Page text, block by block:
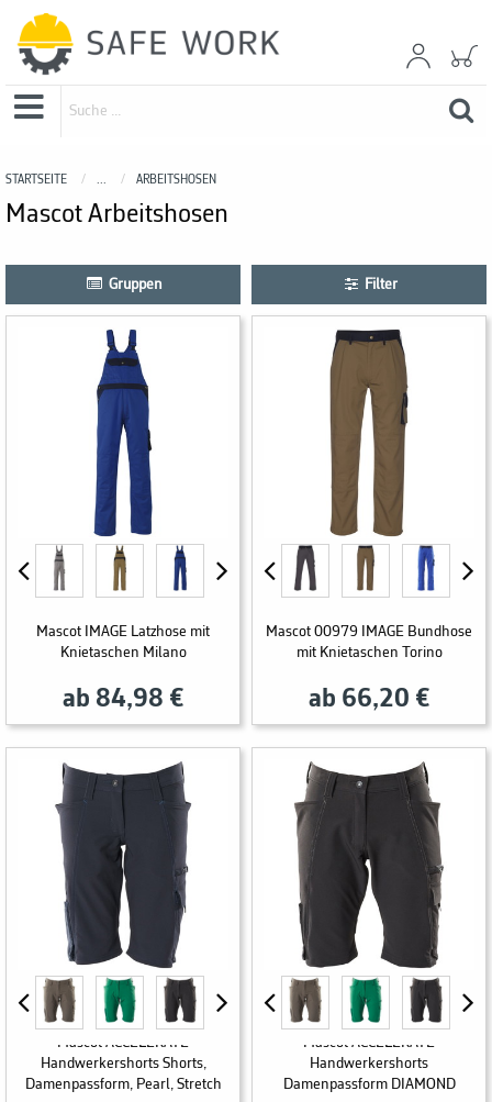
STARTSEITE ... ARBEITSHOSEN
Mascot Arbeitshosen
Gruppen Filter
Mascot IMAGE Latzhose mit
Knietaschen Milano
ab 84,98 €
Mascot 00979 IMAGE Bundhose
mit Knietaschen Torino
ab 66,20 €
Mascot ACCELERATE
Handwerkershorts Shorts,
Damenpassform, Pearl, Stretch
Mascot ACCELERATE
Handwerkershorts
Damenpassform DIAMOND